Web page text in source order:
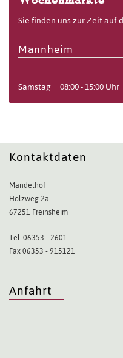
Sie finden uns zur Zeit auf
Mannheim
Samstag 08:00 - 15:00 Uhr
Kontaktdaten
Mandelhof
Holzweg 2a
67251 Freinsheim
Tel. 06353 - 2601
Fax 06353 - 915121
Anfahrt